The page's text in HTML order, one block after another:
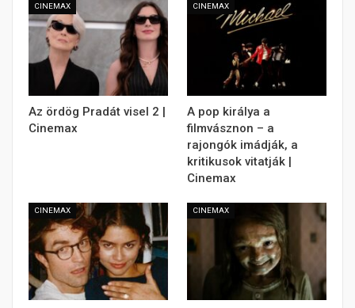
CINEMAX
Az ördög Pradát visel 2 |
Cinemax
CINEMAX
A pop királya a
filmvásznon – a
rajongók imádják, a
kritikusok vitatják |
Cinemax
CINEMAX CINEMAX